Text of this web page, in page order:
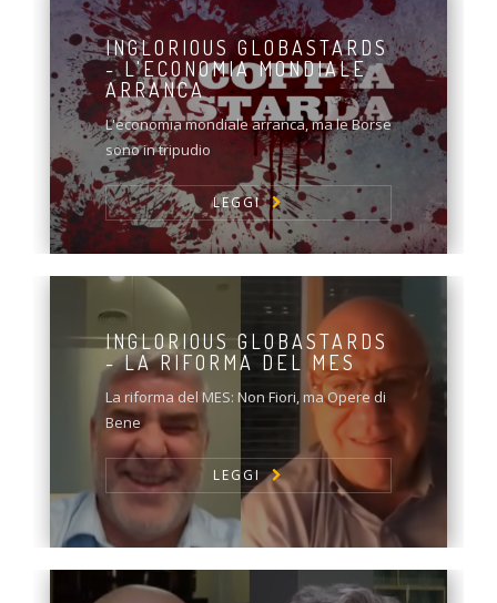
INGLORIOUS GLOBASTARDS
- L'ECONOMIA MONDIALE
ARRANCA
L'economia mondiale arranca, ma le Borse
sono in tripudio
LEGGI
INGLORIOUS GLOBASTARDS
- LA RIFORMA DEL MES
La riforma del MES: Non Fiori, ma Opere di
Bene
LEGGI